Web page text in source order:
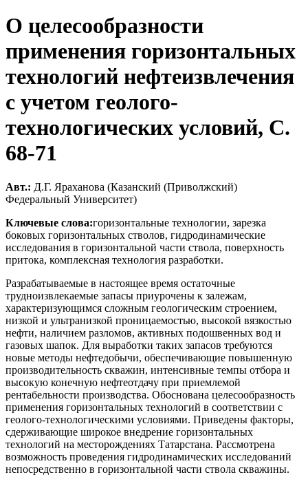
О целесообразности
применения горизонтальных
технологий нефтеизвлечения
с учетом геолого-
технологических условий, C.
68-71
Авт.: Д.Г. Яраханова (Казанский (Приволжский)
Федеральный Университет)
Ключевые слова:горизонтальные технологии, зарезка
боковых горизонтальных стволов, гидродинамические
исследования в горизонтальной части ствола, поверхность
притока, комплексная технология разработки.
Разрабатываемые в настоящее время остаточные
трудноизвлекаемые запасы приурочены к залежам,
характеризующимся сложным геологическим строением,
низкой и ультранизкой проницаемостью, высокой вязкостью
нефти, наличием разломов, активных подошвенных вод и
газовых шапок. Для выработки таких запасов требуются
новые методы нефтедобычи, обеспечивающие повышенную
производительность скважин, интенсивные темпы отбора и
высокую конечную нефтеотдачу при приемлемой
рентабельности производства. Обоснована целесообразность
применения горизонтальных технологий в соответствии с
геолого-технологическими условиями. Приведены факторы,
сдерживающие широкое внедрение горизонтальных
технологий на месторождениях Татарстана. Рассмотрена
возможность проведения гидродинамических исследований
непосредственно в горизонтальной части ствола скважины.